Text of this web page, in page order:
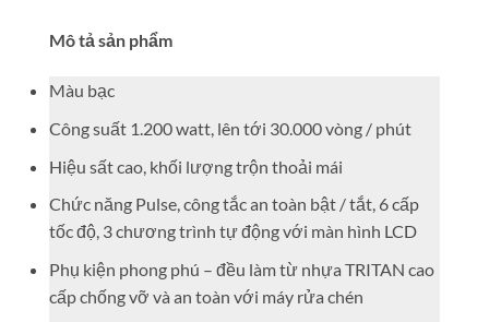
Mô tả sản phẩm
Màu bạc
Công suất 1.200 watt, lên tới 30.000 vòng / phút
Hiệu sất cao, khối lượng trộn thoải mái
Chức năng Pulse, công tắc an toàn bật / tắt, 6 cấp
tốc độ, 3 chương trình tự động với màn hình LCD
Phụ kiện phong phú – đều làm từ nhựa TRITAN cao
cấp chống vỡ và an toàn với máy rửa chén